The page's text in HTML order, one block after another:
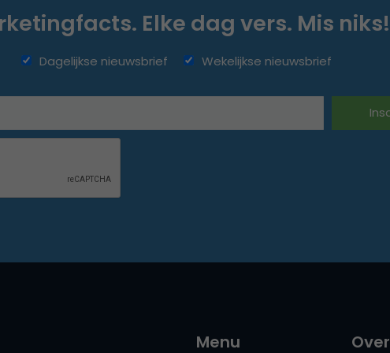
Elke dag vers. Mis niks!
Dagelijkse nieuwsbrief Wekelijkse nieuwsbrief
Menu Over